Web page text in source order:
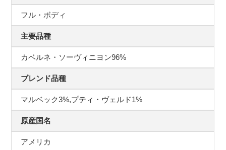
フル・ボディ
主要品種
カベルネ・ソーヴィニヨン96%
ブレンド品種
マルベック3%,プティ・ヴェルド1%
原産国名
アメリカ